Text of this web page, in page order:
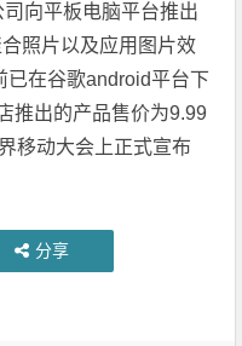
向平板电脑平台推出
照片以及应用图片效
已在谷歌android平台下
推出的产品售价为9.99
移动大会上正式宣布
分享